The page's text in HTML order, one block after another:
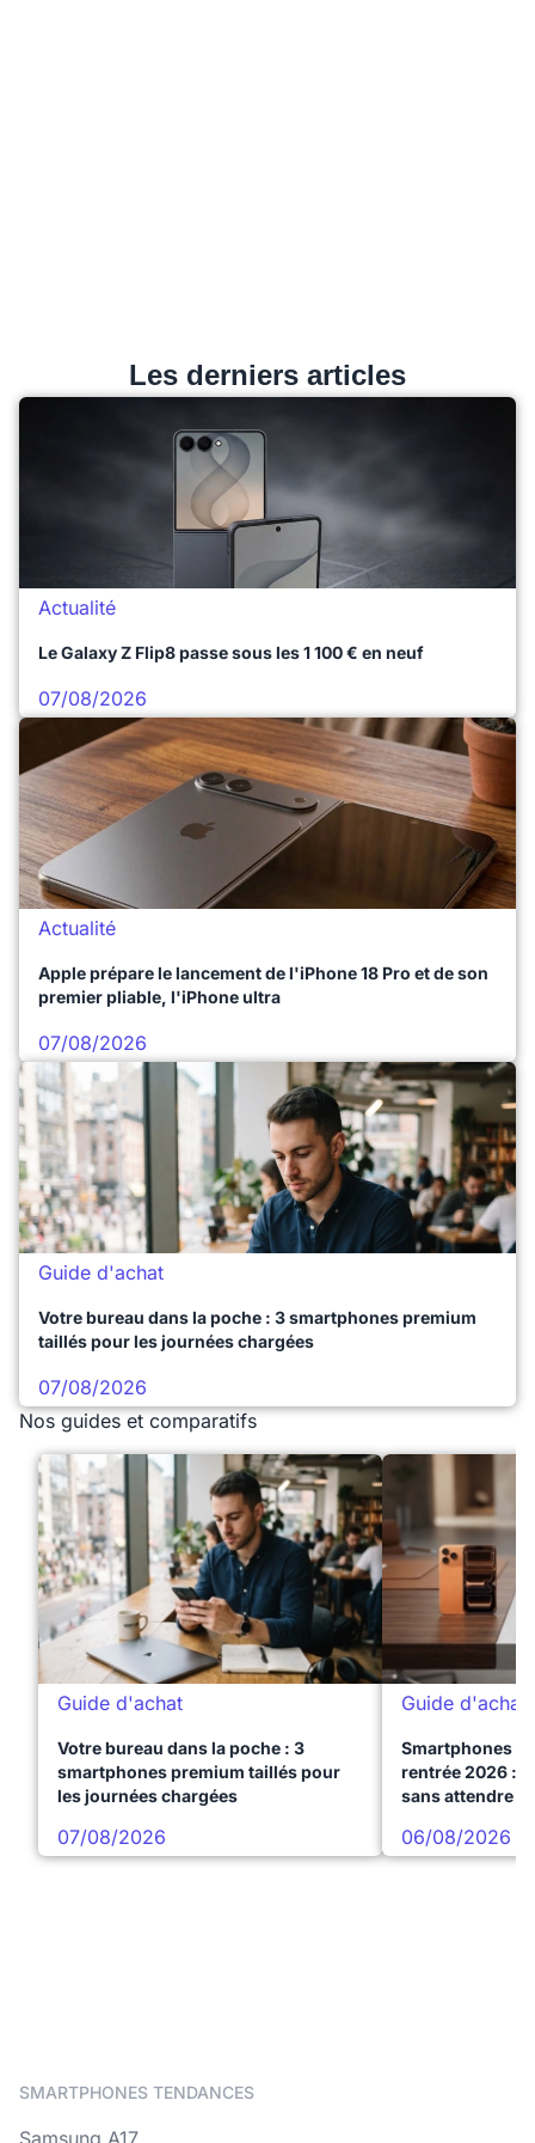
Les derniers articles
Actualité
Le Galaxy Z Flip8 passe sous les 1 100 € en neuf
07/08/2026
Actualité
Apple prépare le lancement de l'iPhone 18 Pro et de son
premier pliable, l'iPhone ultra
07/08/2026
Guide d'achat
Votre bureau dans la poche : 3 smartphones premium
taillés pour les journées chargées
07/08/2026
Nos guides et comparatifs
Guide d'achat
Votre bureau dans la poche : 3
smartphones premium taillés pour
les journées chargées
07/08/2026
Guide d'achat
Smartphones
rentrée 2026 :
sans attendre
06/08/2026
SMARTPHONES TENDANCES